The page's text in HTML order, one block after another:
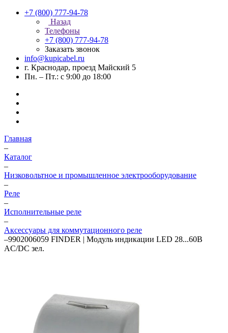
+7 (800) 777-94-78
Назад
Телефоны
+7 (800) 777-94-78
Заказать звонок
info@kupicabel.ru
г. Краснодар, проезд Майский 5
Пн. – Пт.: с 9:00 до 18:00
Главная
–
Каталог
–
Низковольтное и промышленное электрооборудование
–
Реле
–
Исполнительные реле
–
Аксессуары для коммутационного реле
–9902006059 FINDER | Модуль индикации LED 28...60В
AC/DC зел.